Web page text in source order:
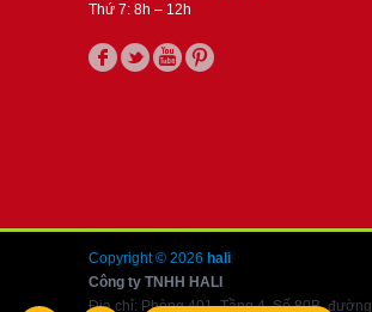
Thứ 7: 8h – 12h
Copyright © 2026 hali
Công ty TNHH HALI
Địa chỉ: Phòng 401, Tầng 4, Số 80B, đường